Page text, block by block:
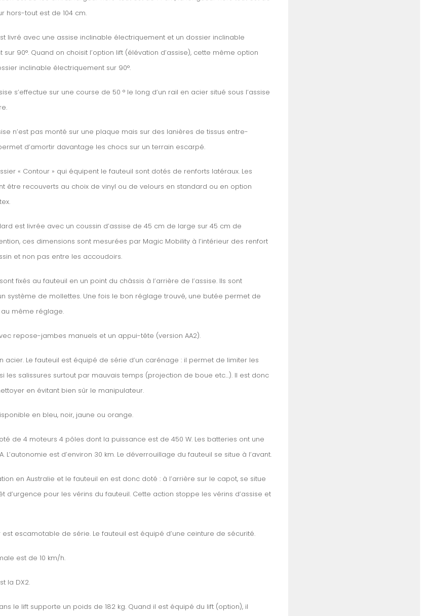
hors-tout est de 104 cm.
livré avec une assise inclinable électriquement et un dossier inclinable
90°. Quand on choisit l’option lift (élévation d’assise), cette même option
inclinable électriquement sur 90°.
s’effectue sur une course de 50 ° le long d’un rail en acier situé sous l’assise
n’est pas monté sur une plaque mais sur des lanières de tissus entre-
d’amortir davantage les chocs sur un terrain escarpé.
« Contour » qui équipent le fauteuil sont dotés de renforts latéraux. Les
être recouverts au choix de vinyl ou de velours en standard ou en option
est livrée avec un coussin d’assise de 45 cm de large sur 45 cm de
ces dimensions sont mesurées par Magic Mobility à l’intérieur des renfort
et non pas entre les accoudoirs.
fixés au fauteuil en un point du châssis à l’arrière de l’assise. Ils sont
système de mollettes. Une fois le bon réglage trouvé, une butée permet de
même réglage.
repose-jambes manuels et un appui-tête (version AA2).
acier. Le fauteuil est équipé de série d’un carénage : il permet de limiter les
les salissures surtout par mauvais temps (projection de boue etc…). Il est donc
en évitant bien sûr le manipulateur.
en bleu, noir, jaune ou orange.
de 4 moteurs 4 pôles dont la puissance est de 450 W. Les batteries ont une
L’autonomie est d’environ 30 km. Le déverrouillage du fauteuil se situe à l’avant.
en Australie et le fauteuil en est donc doté : à l’arrière sur le capot, se situe
d’urgence pour les vérins du fauteuil. Cette action stoppe les vérins d’assise et
est escamotable de série. Le fauteuil est équipé d’une ceinture de sécurité.
est de 10 km/h.
la DX2.
le lift supporte un poids de 182 kg. Quand il est équipé du lift (option), il